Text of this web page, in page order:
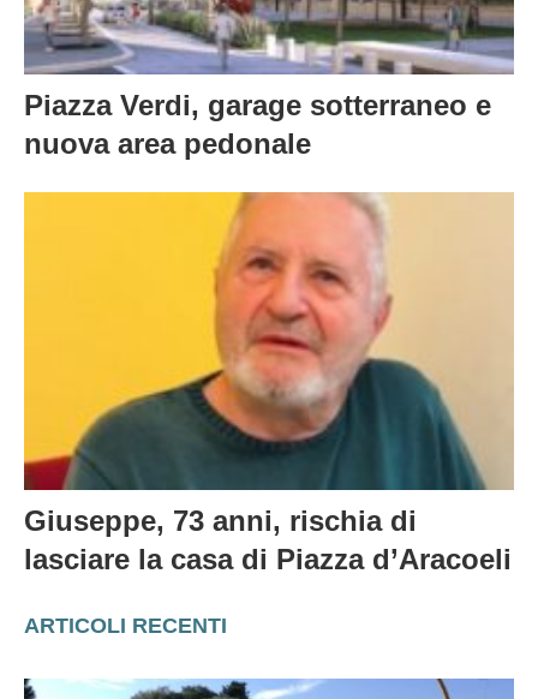
Piazza Verdi, garage sotterraneo e
nuova area pedonale
Giuseppe, 73 anni, rischia di
lasciare la casa di Piazza d’Aracoeli
ARTICOLI RECENTI